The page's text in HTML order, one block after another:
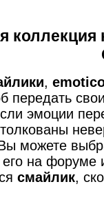
,
передать
эмоции
можете
его на
смайлик,